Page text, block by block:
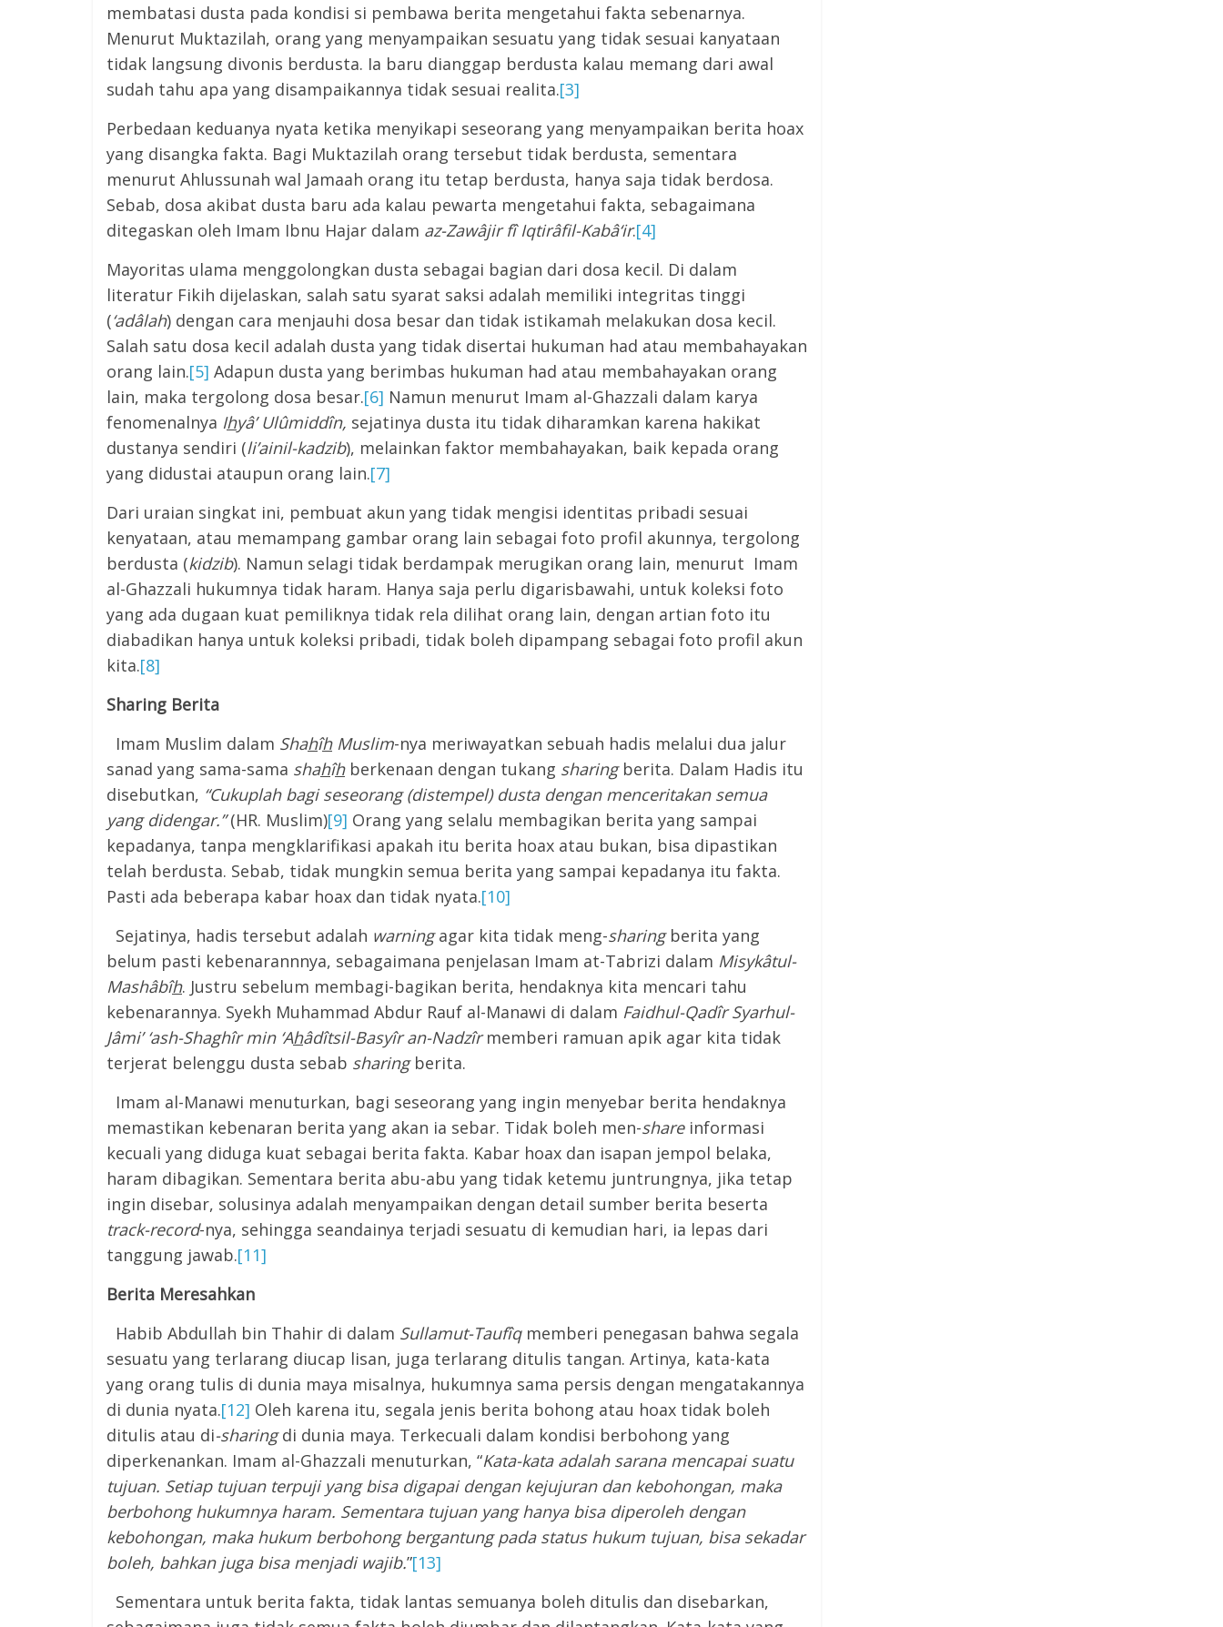
membatasi dusta pada kondisi si pembawa berita mengetahui fakta sebenarnya.
Menurut Muktazilah, orang yang menyampaikan sesuatu yang tidak sesuai kanyataan
tidak langsung divonis berdusta. Ia baru dianggap berdusta kalau memang dari awal
sudah tahu apa yang disampaikannya tidak sesuai realita.[3]
Perbedaan keduanya nyata ketika menyikapi seseorang yang menyampaikan berita hoax
yang disangka fakta. Bagi Muktazilah orang tersebut tidak berdusta, sementara
menurut Ahlussunah wal Jamaah orang itu tetap berdusta, hanya saja tidak berdosa.
Sebab, dosa akibat dusta baru ada kalau pewarta mengetahui fakta, sebagaimana
ditegaskan oleh Imam Ibnu Hajar dalam az-Zawâjir fî Iqtirâfil-Kabâ‘ir.[4]
Mayoritas ulama menggolongkan dusta sebagai bagian dari dosa kecil. Di dalam
literatur Fikih dijelaskan, salah satu syarat saksi adalah memiliki integritas tinggi
(‘adâlah) dengan cara menjauhi dosa besar dan tidak istikamah melakukan dosa kecil.
Salah satu dosa kecil adalah dusta yang tidak disertai hukuman had atau membahayakan
orang lain.[5] Adapun dusta yang berimbas hukuman had atau membahayakan orang
lain, maka tergolong dosa besar.[6] Namun menurut Imam al-Ghazzali dalam karya
fenomenalnya Ihyâ’ Ulûmiddîn, sejatinya dusta itu tidak diharamkan karena hakikat
dustanya sendiri (li’ainil-kadzib), melainkan faktor membahayakan, baik kepada orang
yang didustai ataupun orang lain.[7]
Dari uraian singkat ini, pembuat akun yang tidak mengisi identitas pribadi sesuai
kenyataan, atau memampang gambar orang lain sebagai foto profil akunnya, tergolong
berdusta (kidzib). Namun selagi tidak berdampak merugikan orang lain, menurut Imam
al-Ghazzali hukumnya tidak haram. Hanya saja perlu digarisbawahi, untuk koleksi foto
yang ada dugaan kuat pemiliknya tidak rela dilihat orang lain, dengan artian foto itu
diabadikan hanya untuk koleksi pribadi, tidak boleh dipampang sebagai foto profil akun
kita.[8]
Sharing Berita
Imam Muslim dalam ShahîhMuslim-nya meriwayatkan sebuah hadis melalui dua jalur
sanad yang sama-sama shahîhberkenaan dengan tukang sharing berita. Dalam Hadis itu
disebutkan, “Cukuplah bagi seseorang (distempel) dusta dengan menceritakan semua
yang didengar.”(HR. Muslim)[9] Orang yang selalu membagikan berita yang sampai
kepadanya, tanpa mengklarifikasi apakah itu berita hoax atau bukan, bisa dipastikan
telah berdusta. Sebab, tidak mungkin semua berita yang sampai kepadanya itu fakta.
Pasti ada beberapa kabar hoax dan tidak nyata.[10]
Sejatinya, hadis tersebut adalah warningagar kita tidak meng-sharing berita yang
belum pasti kebenarannnya, sebagaimana penjelasan Imam at-Tabrizi dalam Misykâtul-
Mashâbîh. Justru sebelum membagi-bagikan berita, hendaknya kita mencari tahu
kebenarannya. Syekh Muhammad Abdur Rauf al-Manawi di dalam Faidhul-Qadîr Syarhul-
Jâmi’ ‘ash-Shaghîr min ‘Ahâdîtsil-Basyîr an-Nadzîrmemberi ramuan apik agar kita tidak
terjerat belenggu dusta sebab sharing berita.
Imam al-Manawi menuturkan, bagi seseorang yang ingin menyebar berita hendaknya
memastikan kebenaran berita yang akan ia sebar. Tidak boleh men-shareinformasi
kecuali yang diduga kuat sebagai berita fakta. Kabar hoax dan isapan jempol belaka,
haram dibagikan. Sementara berita abu-abu yang tidak ketemu juntrungnya, jika tetap
ingin disebar, solusinya adalah menyampaikan dengan detail sumber berita beserta
track-record-nya, sehingga seandainya terjadi sesuatu di kemudian hari, ia lepas dari
tanggung jawab.[11]
Berita Meresahkan
Habib Abdullah bin Thahir di dalam Sullamut-Taufîqmemberi penegasan bahwa segala
sesuatu yang terlarang diucap lisan, juga terlarang ditulis tangan. Artinya, kata-kata
yang orang tulis di dunia maya misalnya, hukumnya sama persis dengan mengatakannya
di dunia nyata.[12] Oleh karena itu, segala jenis berita bohong atau hoax tidak boleh
ditulis atau di-sharingdi dunia maya. Terkecuali dalam kondisi berbohong yang
diperkenankan. Imam al-Ghazzali menuturkan, “Kata-kata adalah sarana mencapai suatu
tujuan. Setiap tujuan terpuji yang bisa digapai dengan kejujuran dan kebohongan, maka
berbohong hukumnya haram. Sementara tujuan yang hanya bisa diperoleh dengan
kebohongan, maka hukum berbohong bergantung pada status hukum tujuan, bisa sekadar
boleh, bahkan juga bisa menjadi wajib.”[13]
Sementara untuk berita fakta, tidak lantas semuanya boleh ditulis dan disebarkan,